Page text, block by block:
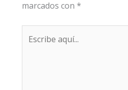
marcados con *